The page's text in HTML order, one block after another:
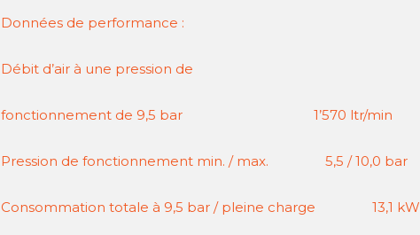
Données de performance :
Débit d’air à une pression de
fonctionnement de 9,5 bar 1’570 ltr/min
Pression de fonctionnement min. / max. 5,5 / 10,0 bar
Consommation totale à 9,5 bar / pleine charge 13,1 kW